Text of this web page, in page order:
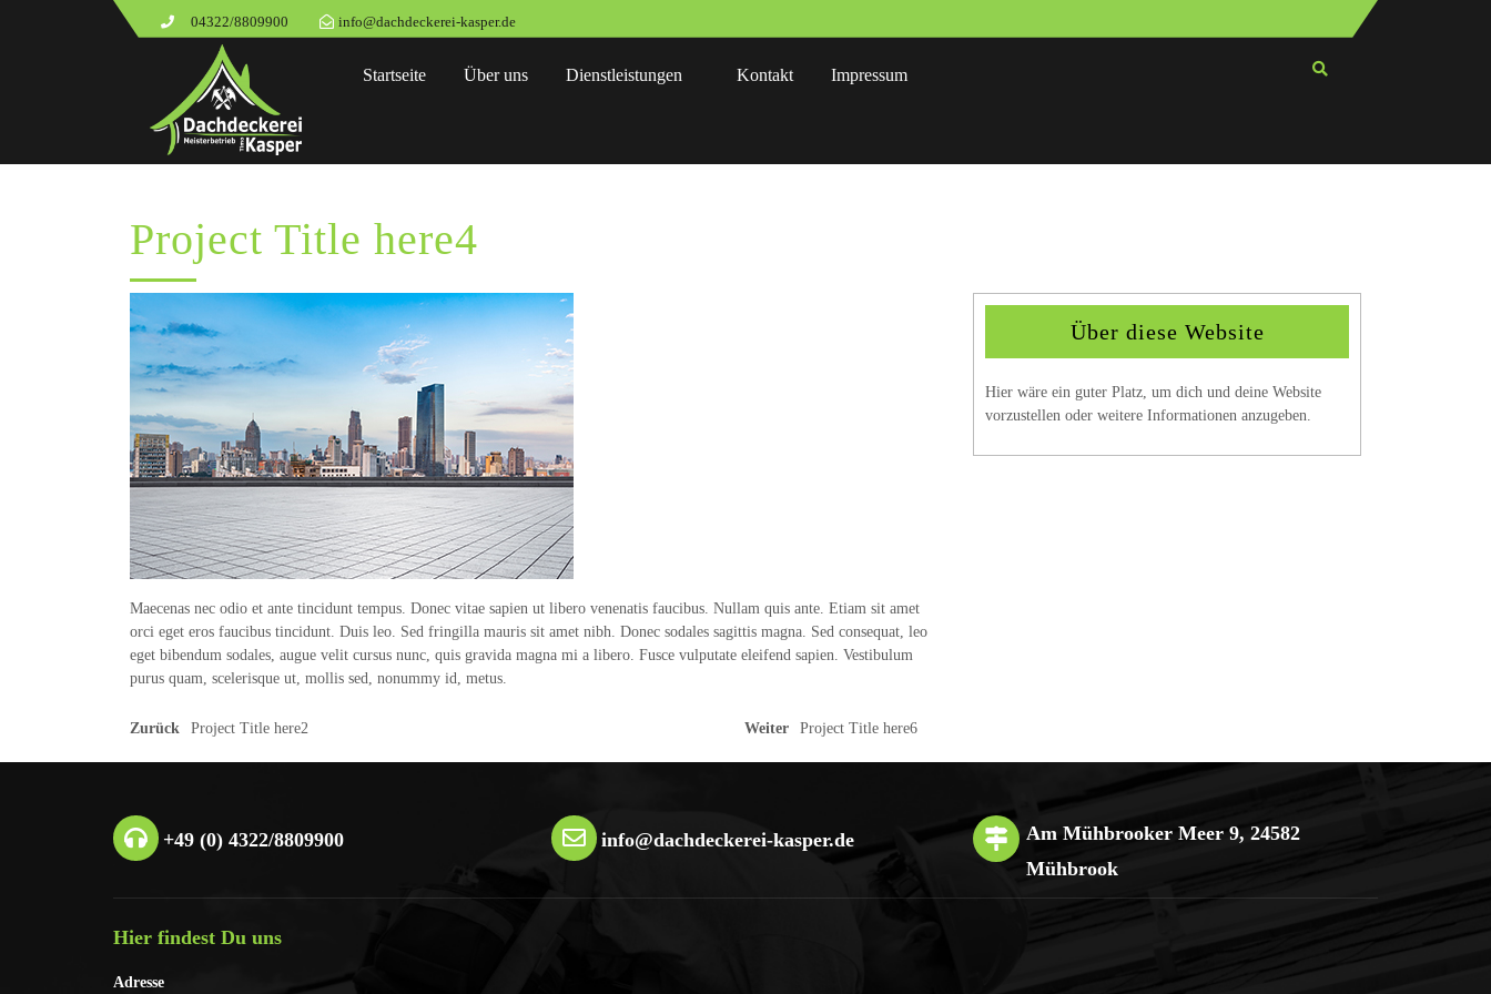
04322/8809900 info@dachdeckerei-kasper.de
Startseite Über uns Dienstleistungen Kontakt Impressum
Project Title here4
Maecenas nec odio et ante tincidunt tempus. Donec vitae sapien ut libero venenatis faucibus. Nullam quis ante. Etiam sit amet
orci eget eros faucibus tincidunt. Duis leo. Sed fringilla mauris sit amet nibh. Donec sodales sagittis magna. Sed consequat, leo
eget bibendum sodales, augue velit cursus nunc, quis gravida magna mi a libero. Fusce vulputate eleifend sapien. Vestibulum
purus quam, scelerisque ut, mollis sed, nonummy id, metus.
Zurück Project Title here2 Weiter Project Title here6
Über diese Website
Hier wäre ein guter Platz, um dich und deine Website
vorzustellen oder weitere Informationen anzugeben.
+49 (0) 4322/8809900 info@dachdeckerei-kasper.de
Am Mühbrooker Meer 9, 24582
Mühbrook
Hier findest Du uns
Adresse